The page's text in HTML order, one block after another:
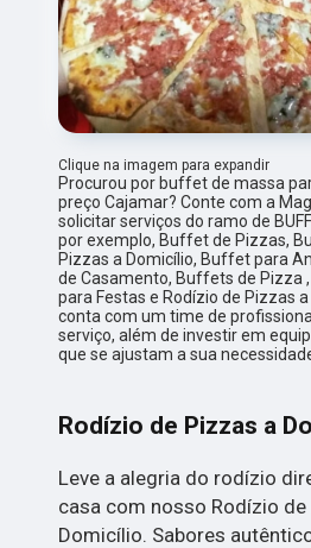
Clique na imagem para expandir
Procurou por buffet de massa
preço Cajamar? Conte com a
solicitar serviços do ramo de
por exemplo, Buffet de Pizzas,
Pizzas a Domicílio, Buffet para
de Casamento, Buffets de Pizza
para Festas e Rodízio de Pizzas
conta com um time de
serviço, além de investir em
que se ajustam a sua
Rodízio de Pizzas a
Leve a alegria do rodízio
casa com nosso Rodízio de
Domicílio. Sabores